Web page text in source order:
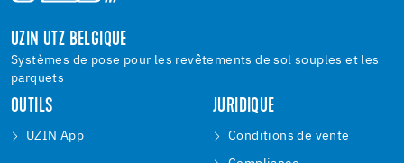
UZIN UTZ BELGIQUE
Systèmes de pose pour les revêtements de sol souples et les
parquets
OUTILS
UZIN App
JURIDIQUE
Conditions de vente